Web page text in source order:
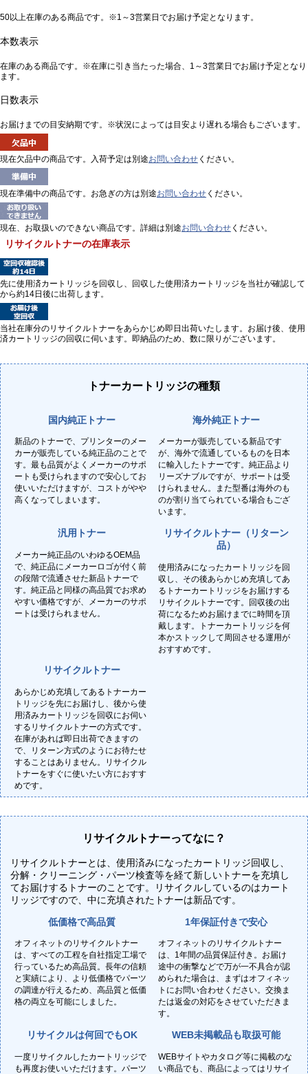
50以上在庫のある商品です。※1～3営業日でお届け予定となります。
本数表示
在庫のある商品です。※在庫に引き当たった場合、1～3営業日でお届け予定となり
ます。
日数表示
お届けまでの目安納期です。※状況によっては目安より遅れる場合もございます。
現在欠品中の商品です。入荷予定は別途お問い合わせ ください。
現在準備中の商品です。お急ぎの方は別途お問い合わせ ください。
現在、お取扱いのできない商品です。詳細は別途お問い合わせ ください。
リサイクルトナーの在庫表示
先に使用済カートリッジを回収し、回収した使用済カートリッジを当社が確認して
から約14日後に出荷します。
当社在庫分のリサイクルトナーをあらかじめ即日出荷いたします。お届け後、使用
済カートリッジの回収に伺います。即納品のため、数に限りがございます。
トナーカートリッジの種類
国内純正トナー
新品のトナーで、プリンターのメー
カーが販売している純正品のことで
す。最も品質がよくメーカーのサポ
ートも受けられますので安心してお
使いいただけますが、コストがやや
高くなってしまいます。
海外純正トナー
メーカーが販売している新品です
が、海外で流通しているものを日本
に輸入したトナーです。純正品より
リーズナブルですが、サポートは受
けられません。また型番は海外のも
のが割り当てられている場合もござ
います。
汎用トナー
メーカー純正品のいわゆるOEM品
で、純正品にメーカーロゴが付く前
の段階で流通させた新品トナーで
す。純正品と同様の高品質でお求め
やすい価格ですが、メーカーのサポ
ートは受けられません。
リサイクルトナー（リターン
品）
使用済みになったカートリッジを回
収し、その後あらかじめ充填してあ
るトナーカートリッジをお届けする
リサイクルトナーです。回収後の出
荷になるためお届けまでに時間を頂
戴します。トナーカートリッジを何
本かストックして周回させる運用が
おすすめです。
リサイクルトナー
あらかじめ充填してあるトナーカー
トリッジを先にお届けし、後から使
用済みカートリッジを回収にお伺い
するリサイクルトナーの方式です。
在庫があれば即日出荷できますの
で、リターン方式のようにお待たせ
することはありません。リサイクル
トナーをすぐに使いたい方におすす
めです。
リサイクルトナーってなに？
リサイクルトナーとは、使用済みになったカートリッジ回収し、
分解・クリーニング・パーツ検査等を経て新しいトナーを充填し
てお届けするトナーのことです。リサイクルしているのはカート
リッジですので、中に充填されたトナーは新品です。
低価格で高品質
オフィネットのリサイクルトナー
は、すべての工程を自社指定工場で
行っているため高品質。長年の信頼
と実績により、より低価格でパーツ
の調達が行えるため、高品質と低価
格の両立を可能にしました。
1年保証付きで安心
オフィネットのリサイクルトナー
は、1年間の品質保証付き。お届け
途中の衝撃などで万が一不具合が認
められた場合は、まずはオフィネッ
トにお問い合わせください。交換ま
たは返金の対応をさせていただきま
す。
リサイクルは何回でもOK
一度リサイクルしたカートリッジで
も再度お使いいただけます。パーツ
WEB未掲載品も取扱可能
WEBサイトやカタログ等に掲載のな
い商品でも、商品によってはリサイ